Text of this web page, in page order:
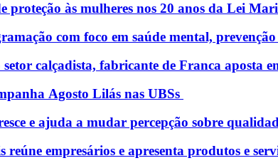
proteção às mulheres nos 20 anos da Lei
com foco em saúde mental,
calçadista, fabricante de Franca aposta
Agosto Lilás nas UBSs
e ajuda a mudar percepção sobre
empresários e apresenta produtos e